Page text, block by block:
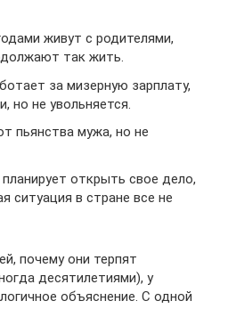
живут с родителями,
так жить.
за мизерную зарплату,
но не увольняется.
пьянства мужа, но не
открыть свое дело,
ситуация в стране все не
почему они терпят
десятилетиями), у
объяснение. С одной